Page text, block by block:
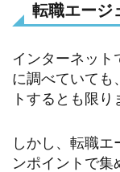
転職エージ
インターネット
に調べていても
トするとも限り
しかし、転職
ンポイントで集